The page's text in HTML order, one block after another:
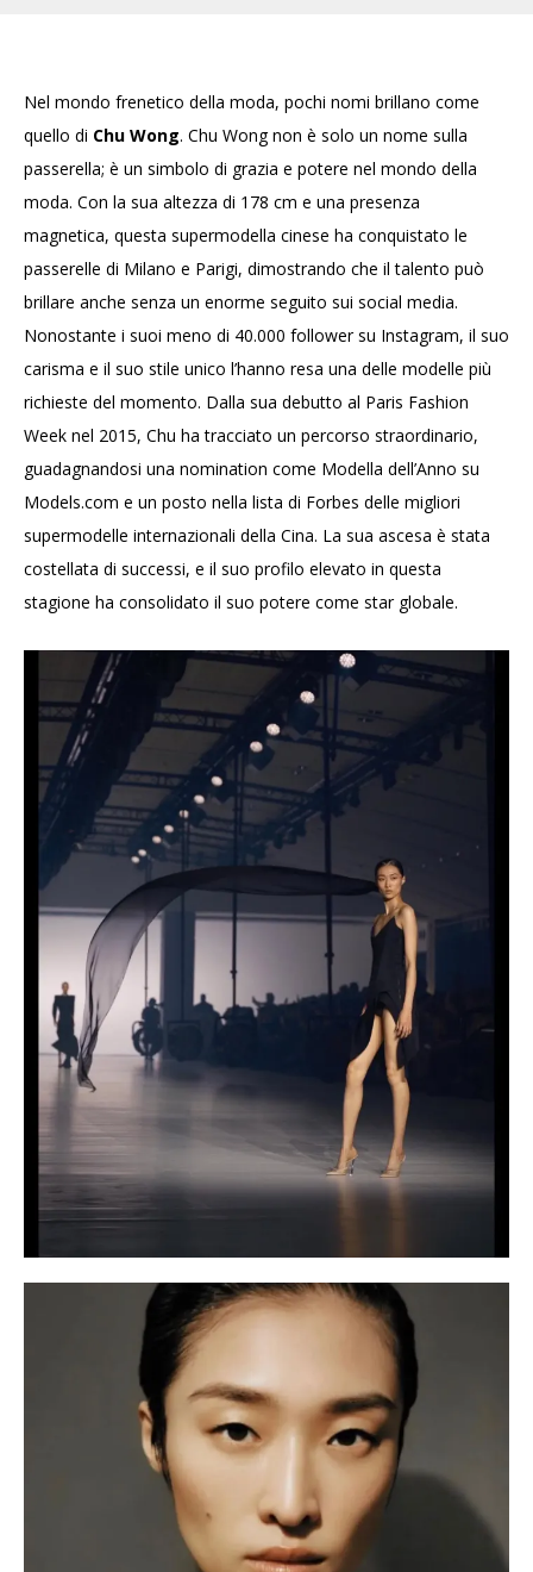
Nel mondo frenetico della moda, pochi nomi brillano come
quello di Chu Wong. Chu Wong non è solo un nome sulla
passerella; è un simbolo di grazia e potere nel mondo della
moda. Con la sua altezza di 178 cm e una presenza
magnetica, questa supermodella cinese ha conquistato le
passerelle di Milano e Parigi, dimostrando che il talento può
brillare anche senza un enorme seguito sui social media.
Nonostante i suoi meno di 40.000 follower su Instagram, il suo
carisma e il suo stile unico l’hanno resa una delle modelle più
richieste del momento. Dalla sua debutto al Paris Fashion
Week nel 2015, Chu ha tracciato un percorso straordinario,
guadagnandosi una nomination come Modella dell’Anno su
Models.com e un posto nella lista di Forbes delle migliori
supermodelle internazionali della Cina. La sua ascesa è stata
costellata di successi, e il suo profilo elevato in questa
stagione ha consolidato il suo potere come star globale.